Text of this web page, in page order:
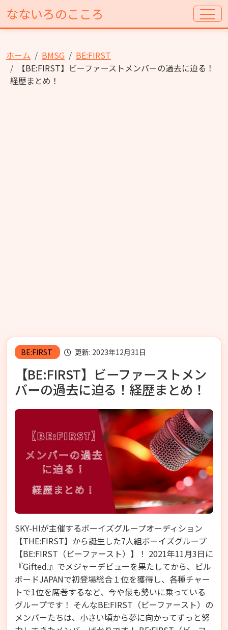
なないろのこころ
ホーム BMSG
BE:FIRST
【BE:FIRST】ビーファーストメンバーの過去に迫る！
経歴まとめ！
BE:FIRST 更新: 2023年12月31日
【BE:FIRST】ビーファーストメン
バーの過去に迫る！経歴まとめ！
SKY-HIが主催するボーイズグループオーディション
【THE:FIRST】から誕生した7人組ボーイズグループ
【BE:FIRST（ビーファースト）】！ 2021年11月3日に
『Gifted.』でメジャーデビューを果たしてから、ビル
ボードJAPANで初登場総合１位を獲得し、各種チャー
トで1位を席巻するなど、今や最も勢いに乗っている
グループです！ そんなBE:FIRST（ビーファースト）の
メンバーたちは、小さい頃から夢に向かってずっと努